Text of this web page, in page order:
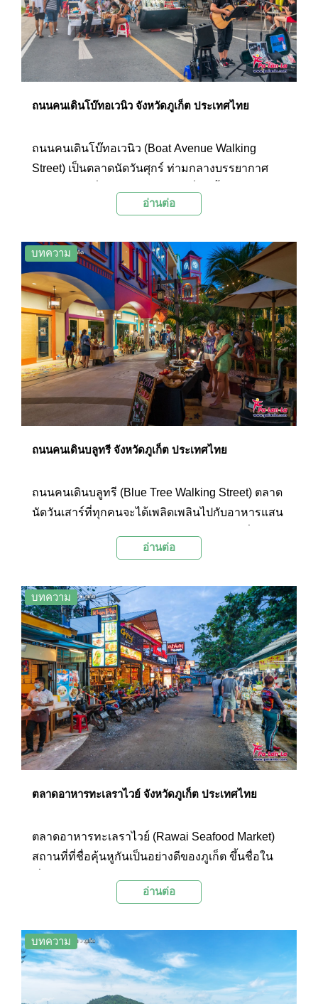
ถนนคนเดินโบ๊ทอเวนิว จังหวัดภูเก็ต ประเทศไทย
ถนนคนเดินโบ๊ทอเวนิว (Boat Avenue Walking
Street) เป็นตลาดนัดวันศุกร์ ท่ามกลางบรรยากาศ
คนมาเดินเล่น กินลม ชมวิว เลือกซื้อสินค้า และหา
ว
อ่านต่อ
บทความ
ถนนคนเดินบลูทรี จังหวัดภูเก็ต ประเทศไทย
ถนนคนเดินบลูทรี (Blue Tree Walking Street) ตลาด
นัดวันเสาร์ที่ทุกคนจะได้เพลิดเพลินไปกับอาหารแสน
มากมาย รวมถึงกิจกรรมต่างๆ ที่พร้อมมอบความ
บลูทรี ภูเก็ต
อ่านต่อ
บทความ
ตลาดอาหารทะเลราไวย์ จังหวัดภูเก็ต ประเทศไทย
ตลาดอาหารทะเลราไวย์ (Rawai Seafood Market)
สถานที่ที่ชื่อคุ้นหูกันเป็นอย่างดีของภูเก็ต ขึ้นชื่อใน
ทะเลสดๆ รสชาติอร่อยรับประทาน ถือเป็นอีกหนึ่งจุด
การรับประทานอาหารทะเลเมื่อมาเยือนภูเก็ต
อ่านต่อ
บทความ